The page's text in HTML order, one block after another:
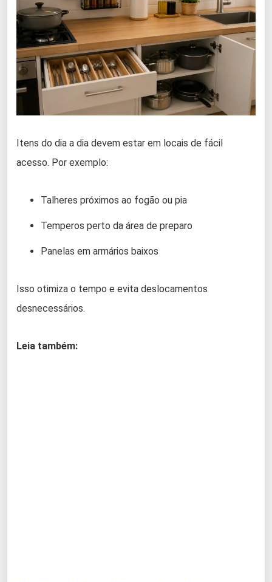
Itens do dia a dia devem estar em locais de fácil
acesso. Por exemplo:
Talheres próximos ao fogão ou pia
Temperos perto da área de preparo
Panelas em armários baixos
Isso otimiza o tempo e evita deslocamentos
desnecessários.
Leia também: